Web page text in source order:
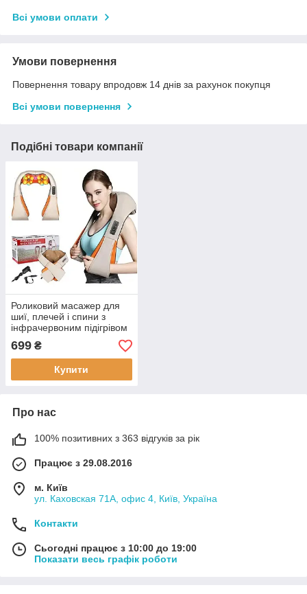
Всі умови оплати
Умови повернення
Повернення товару впродовж 14 днів за рахунок покупця
Всі умови повернення
Подібні товари компанії
Роликовий масажер для
шиї, плечей і спини з
інфрачервоним підігрівом
Шиацу Massager of Neck
Kneading Вібро
699 ₴
Купити
Про нас
100% позитивних з 363 відгуків за рік
Працює з 29.08.2016
м. Київ
ул. Каховская 71А, офис 4, Київ, Україна
Контакти
Сьогодні працює з 10:00 до 19:00
Показати весь графік роботи